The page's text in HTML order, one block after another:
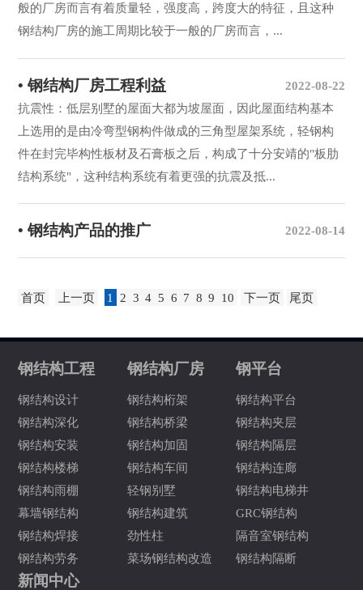
般的厂房而言有着质量轻，强度高，跨度大的特征，且这种
钢结构厂房的施工周期比较于一般的厂房而言，...
2022-08-22
• 钢结构厂房工程利益
抗震性：低层别墅的屋面大都为坡屋面，因此屋面结构基本
上选用的是由冷弯型钢构件做成的三角型屋架系统，轻钢构
件在封完毕构性板材及石膏板之后，构成了十分安靖的"板肋
结构系统"，这种结构系统有着更强的抗震及抵...
2022-08-14
• 钢结构产品的推广
首页 上一页 1 2 3 4 5 6 7 8 9 10 下一页 尾页
钢结构工程
钢结构设计
钢结构深化
钢结构安装
钢结构楼梯
钢结构雨棚
幕墙钢结构
钢结构焊接
钢结构劳务
钢结构厂房
钢结构桁架
钢结构桥梁
钢结构加固
钢结构车间
轻钢别墅
钢结构建筑
劲性柱
菜场钢结构改造
钢平台
钢结构平台
钢结构夹层
钢结构隔层
钢结构连廊
钢结构电梯井
GRC钢结构
隔音室钢结构
钢结构隔断
新闻中心